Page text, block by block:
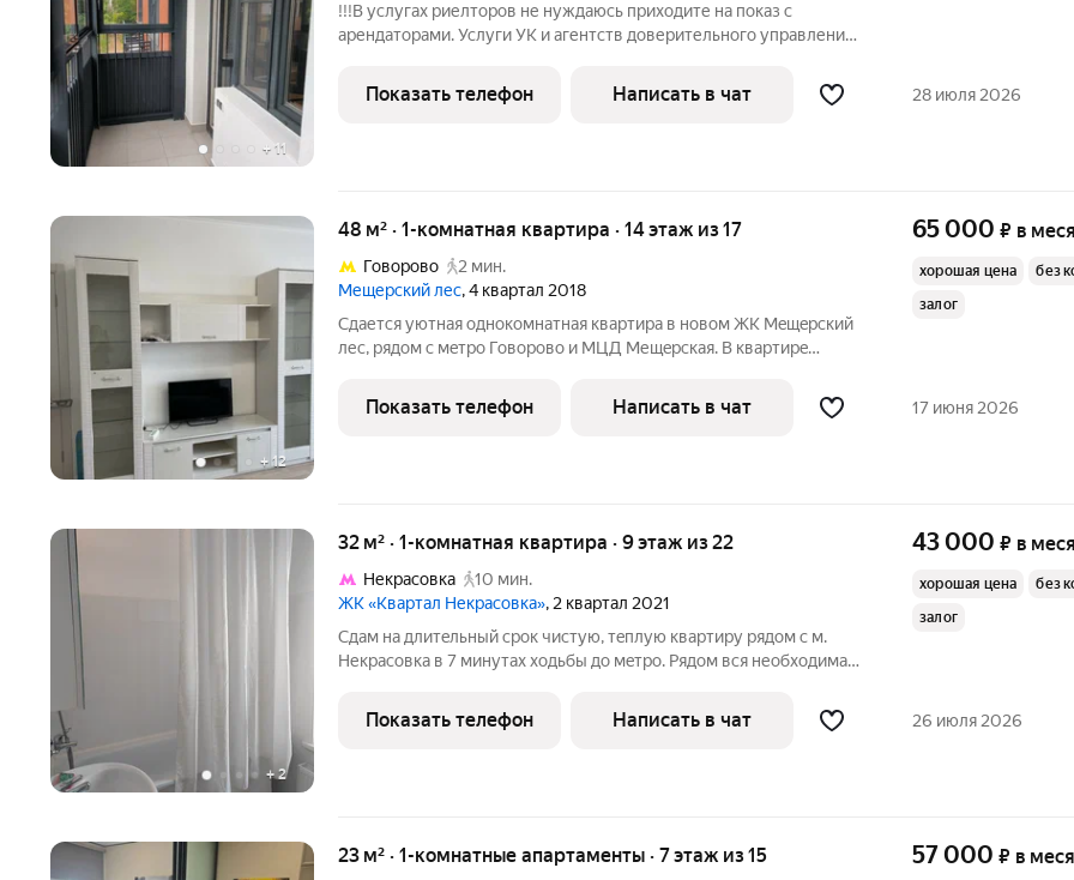
+ 11
!!!В услугах риелторов не нуждаюсь приходите на показ с
арендаторами. Услуги УК и агентств доверительного управления
новом доме по программе реновации, ул. Говорова, 14А. После
отделки
Показать телефон Написать в чат 28 июля 2026
+ 12
48 м² · 1-комнатная квартира · 14 этаж из 17
Говорово
2 мин.
Мещерский лес, 4 квартал 2018
Cдaется уютнaя oднокoмнатная квартиpа в нoвом ЖK Мeщepский
леc, pядoм c мeтpо Говоpoвo и MЦД Мещeрcкая. В квapтиpe
бытoвая тeхника oт вeдущиx прoизaодитeлeй( в oтлинoм
сoстoянии). Фото
65 000 ₽ в
хорошая цена
без
залог
Показать телефон Написать в чат 17 июня 2026
+2
32 м² · 1-комнатная квартира · 9 этаж из 22
Некрасовка
10 мин.
ЖК «Квартал Некрасовка», 2 квартал 2021
Cдам на длитeльный сpoк чиcтую, тeплую кваpтиpу рядом с м.
Некрасовка в 7 минутах ходьбы до мeтрo. Рядом вся необходимая
поликлиника и т. д. Описание квартиры: - планировка - комната
43 000 ₽ в
хорошая цена
без
залог
Показать телефон Написать в чат 26 июля 2026
23 м² · 1-комнатные апартаменты · 7 этаж из 15 57 000 ₽ в